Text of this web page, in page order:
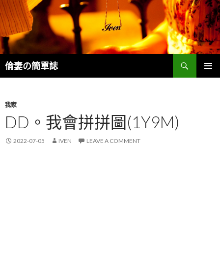
倫妻の簡單誌
Search
我家
DD。我會拼拼圖(1Y9M)
2022-07-05 IVEN LEAVE A COMMENT